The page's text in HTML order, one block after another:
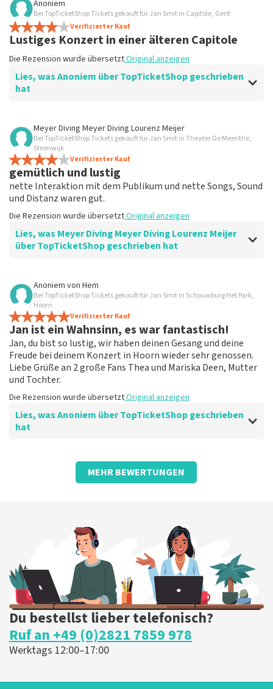
Anoniem
Bei TopTicketShop Tickets gekauft für Jan Smit in Capitole, Gent
Verifizierter Kauf
Lustiges Konzert in einer älteren Capitole
Die Rezension wurde übersetztOriginal anzeigen
Lies, was Anoniem über TopTicketShop geschrieben
hat
Bewertung von Anoniem über TopTicketShop
Wieder einmal toller Service
Die Rezension wurde übersetzt
Meyer Diving Meyer Diving Lourenz Meijer
Bei TopTicketShop Tickets gekauft für Jan Smit in Theater De Meenthe,
Steenwijk
Verifizierter Kauf
gemütlich und lustig
nette Interaktion mit dem Publikum und nette Songs, Sound
und Distanz waren gut.
Die Rezension wurde übersetztOriginal anzeigen
Lies, was Meyer Diving Meyer Diving Lourenz Meijer
über TopTicketShop geschrieben hat
Bewertung von Meyer Diving Meyer Diving Lourenz Meijer über
TopTicketShop
Gute Idee
Prima
Die Rezension wurde übersetztOriginal anzeigen
Anoniem von Hem
Bei TopTicketShop Tickets gekauft für Jan Smit in Schouwburg Het Park,
Hoorn
Verifizierter Kauf
Jan ist ein Wahnsinn, es war fantastisch!
Jan, du bist so lustig, wir haben deinen Gesang und deine
Freude bei deinem Konzert in Hoorn wieder sehr genossen.
Liebe Grüße an 2 große Fans Thea und Mariska Deen, Mutter
und Tochter.
Die Rezension wurde übersetztOriginal anzeigen
Lies, was Anoniem über TopTicketShop geschrieben
hat
Bewertung von Anoniem überTopTicketShop
MEHR BEWERTUNGEN
Du bestellst lieber telefonisch?
Ruf an +49 (0)2821 7859 978
Werktags 12:00–17:00